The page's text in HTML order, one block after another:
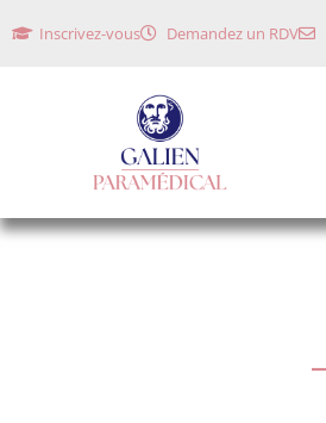
Inscrivez-vous Demandez un RDV